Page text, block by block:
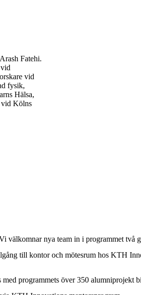
Fatehi.
vid
fysik,
Hälsa,
vid Kölns
nya team in i programmet två
till kontor och mötesrum hos KTH
med programmets över 350 alumniprojekt